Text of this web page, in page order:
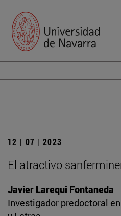
12 | 07 | 2023
El atractivo
Javier Larequi Fontaneda
Investigador predoctoral